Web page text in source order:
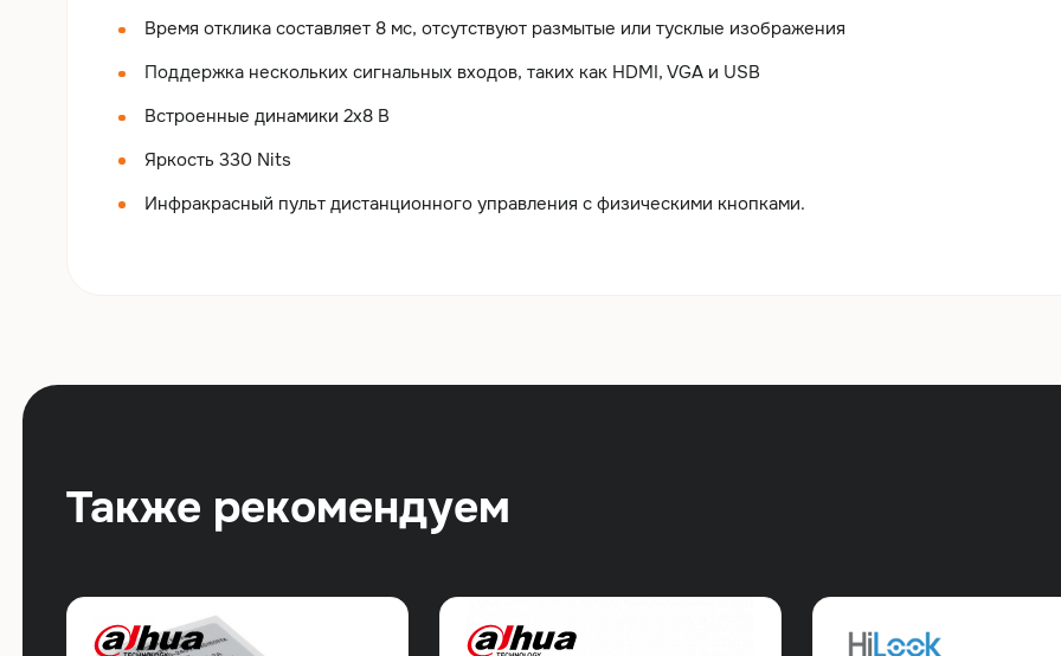
Время отклика составляет 8 мс, отсутствуют размытые или тусклые изображения
Поддержка нескольких сигнальных входов, таких как HDMI, VGA и USB
Встроенные динамики 2х8 В
Яркость 330 Nits
Инфракрасный пульт дистанционного управления с физическими кнопками.
Также рекомендуем